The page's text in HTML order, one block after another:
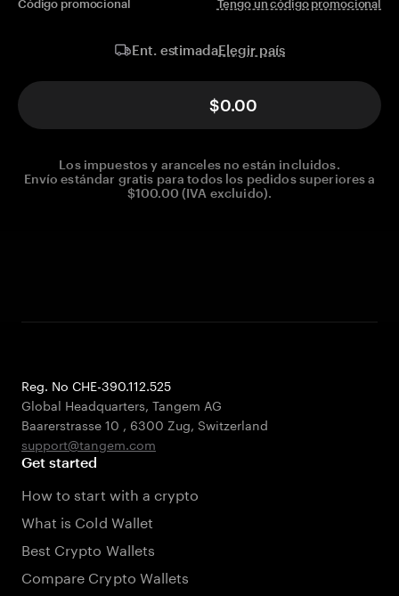
Código promocional Tengo un código promocional
Ent. estimadaElegir país
$0.00
Los impuestos y aranceles no están incluidos.
Envío estándar gratis para todos los pedidos superiores a
$100.00 (IVA excluido).
Reg. No CHE-390.112.525
Global Headquarters, Tangem AG
Baarerstrasse 10 , 6300 Zug, Switzerland
support@tangem.com
Get started
How to start with a crypto
What is Cold Wallet
Best Crypto Wallets
Compare Crypto Wallets